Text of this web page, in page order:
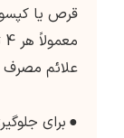
قرص یا
علائم
● برای